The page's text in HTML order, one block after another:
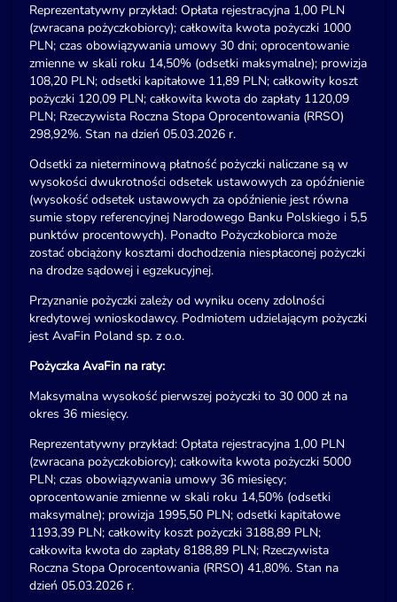
Reprezentatywny przykład: Opłata rejestracyjna 1,00 PLN
(zwracana pożyczkobiorcy); całkowita kwota pożyczki 1000
PLN; czas obowiązywania umowy 30 dni; oprocentowanie
zmienne w skali roku 14,50% (odsetki maksymalne); prowizja
108,20 PLN; odsetki kapitałowe 11,89 PLN; całkowity koszt
pożyczki 120,09 PLN; całkowita kwota do zapłaty 1120,09
PLN; Rzeczywista Roczna Stopa Oprocentowania (RRSO)
298,92%. Stan na dzień 05.03.2026 r.
Odsetki za nieterminową płatność pożyczki naliczane są w
wysokości dwukrotności odsetek ustawowych za opóźnienie
(wysokość odsetek ustawowych za opóźnienie jest równa
sumie stopy referencyjnej Narodowego Banku Polskiego i 5,5
punktów procentowych). Ponadto Pożyczkobiorca może
zostać obciążony kosztami dochodzenia niespłaconej pożyczki
na drodze sądowej i egzekucyjnej.
Przyznanie pożyczki zależy od wyniku oceny zdolności
kredytowej wnioskodawcy. Podmiotem udzielającym pożyczki
jest AvaFin Poland sp. z o.o.
Pożyczka AvaFin na raty:
Maksymalna wysokość pierwszej pożyczki to 30 000 zł na
okres 36 miesięcy.
Reprezentatywny przykład: Opłata rejestracyjna 1,00 PLN
(zwracana pożyczkobiorcy); całkowita kwota pożyczki 5000
PLN; czas obowiązywania umowy 36 miesięcy;
oprocentowanie zmienne w skali roku 14,50% (odsetki
maksymalne); prowizja 1995,50 PLN; odsetki kapitałowe
1193,39 PLN; całkowity koszt pożyczki 3188,89 PLN;
całkowita kwota do zapłaty 8188,89 PLN; Rzeczywista
Roczna Stopa Oprocentowania (RRSO) 41,80%. Stan na
dzień 05.03.2026 r.